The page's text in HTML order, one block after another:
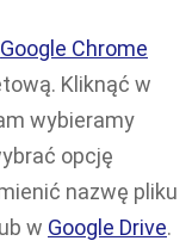
Google Chrome
Kliknąć w
wybieramy
opcję
nazwę pliku
w Google Drive.